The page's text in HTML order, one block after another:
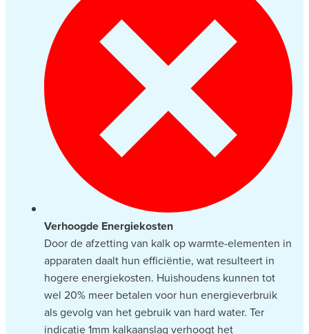
Verhoogde Energiekosten
Door de afzetting van kalk op warmte-elementen in
apparaten daalt hun efficiëntie, wat resulteert in
hogere energiekosten. Huishoudens kunnen tot
wel 20% meer betalen voor hun energieverbruik
als gevolg van het gebruik van hard water. Ter
indicatie 1mm kalkaanslag verhoogt het